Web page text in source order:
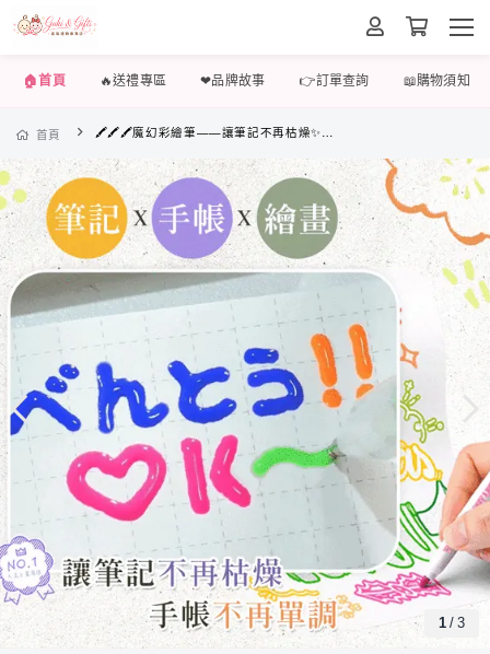
🏠首頁 🔥送禮專區 ❤品牌故事 👉訂單查詢 📖購物須知
首頁 🖍️🖍️🖍️魔幻彩繪筆——讓筆記不再枯燥✨，繪出夢幻視覺效果🎨，讓孩子愛上寫筆記📝
1 / 3